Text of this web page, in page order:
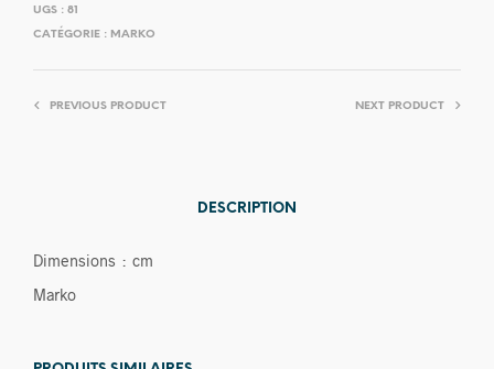
UGS : 81
CATÉGORIE : MARKO
PREVIOUS PRODUCT NEXT PRODUCT
DESCRIPTION
Dimensions : cm
Marko